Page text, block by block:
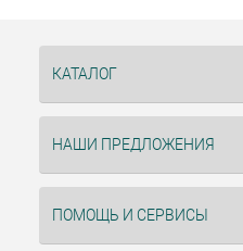
КАТАЛОГ
НАШИ ПРЕДЛОЖЕНИЯ
ПОМОЩЬ И СЕРВИСЫ